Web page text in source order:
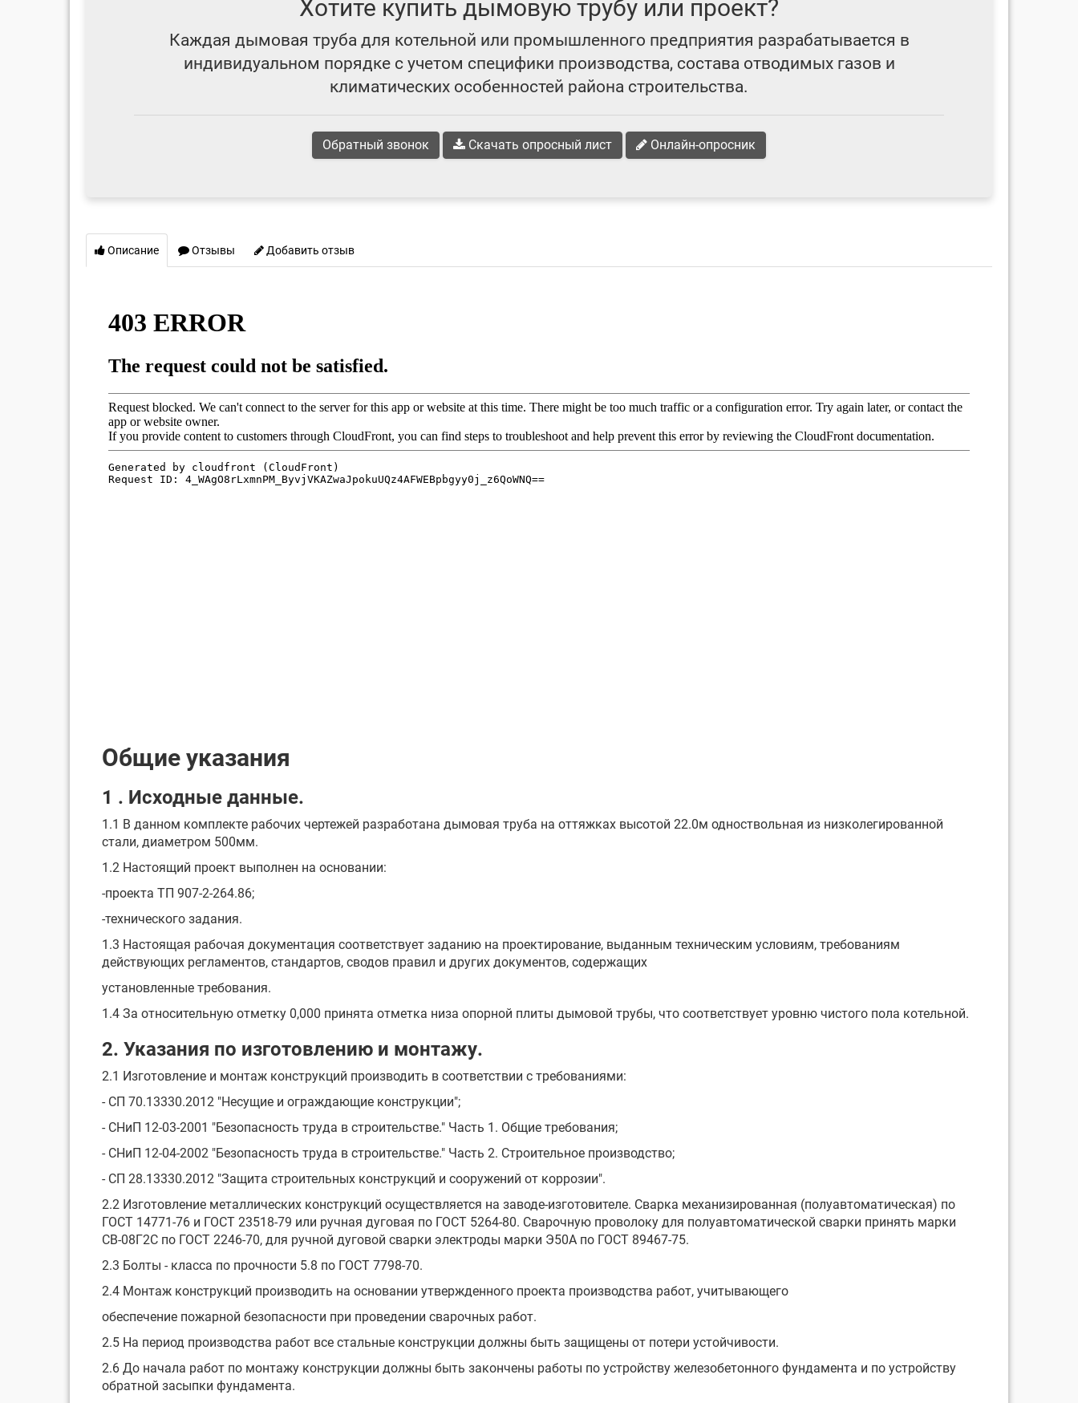
Хотите купить дымовую трубу или проект?
Каждая дымовая труба для котельной или промышленного предприятия разрабатывается в
индивидуальном порядке с учетом специфики производства, состава отводимых газов и
климатических особенностей района строительства.
Обратный звонок Скачать опросный лист Онлайн-опросник
Описание Отзывы Добавить отзыв
Общие указания
1 . Исходные данные.
1.1 В данном комплекте рабочих чертежей разработана дымовая труба на оттяжках высотой 22.0м одноствольная из низколегированной
стали, диаметром 500мм.
1.2 Настоящий проект выполнен на основании:
-проекта ТП 907-2-264.86;
-технического задания.
1.3 Настоящая рабочая документация соответствует заданию на проектирование, выданным техническим условиям, требованиям
действующих регламентов, стандартов, сводов правил и других документов, содержащих
установленные требования.
1.4 За относительную отметку 0,000 принята отметка низа опорной плиты дымовой трубы, что соответствует уровню чистого пола котельной.
2. Указания по изготовлению и монтажу.
2.1 Изготовление и монтаж конструкций производить в соответствии с требованиями:
- СП 70.13330.2012 "Несущие и ограждающие конструкции";
- СНиП 12-03-2001 "Безопасность труда в строительстве." Часть 1. Общие требования;
- СНиП 12-04-2002 "Безопасность труда в строительстве." Часть 2. Строительное производство;
- СП 28.13330.2012 "Защита строительных конструкций и сооружений от коррозии".
2.2 Изготовление металлических конструкций осуществляется на заводе-изготовителе. Сварка механизированная (полуавтоматическая) по
ГОСТ 14771-76 и ГОСТ 23518-79 или ручная дуговая по ГОСТ 5264-80. Сварочную проволоку для полуавтоматической сварки принять марки
СВ-08Г2С по ГОСТ 2246-70, для ручной дуговой сварки электроды марки Э50А по ГОСТ 89467-75.
2.3 Болты - класса по прочности 5.8 по ГОСТ 7798-70.
2.4 Монтаж конструкций производить на основании утвержденного проекта производства работ, учитывающего
обеспечение пожарной безопасности при проведении сварочных работ.
2.5 На период производства работ все стальные конструкции должны быть защищены от потери устойчивости.
2.6 До начала работ по монтажу конструкции должны быть закончены работы по устройству железобетонного фундамента и по устройству
обратной засыпки фундамента.